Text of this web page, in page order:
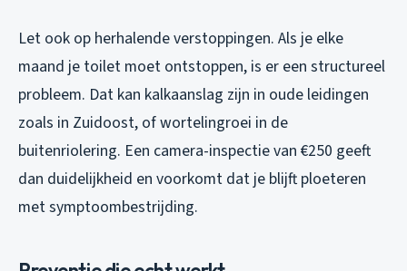
Let ook op herhalende verstoppingen. Als je elke
maand je toilet moet ontstoppen, is er een structureel
probleem. Dat kan kalkaanslag zijn in oude leidingen
zoals in Zuidoost, of wortelingroei in de
buitenriolering. Een camera-inspectie van €250 geeft
dan duidelijkheid en voorkomt dat je blijft ploeteren
met symptoombestrijding.